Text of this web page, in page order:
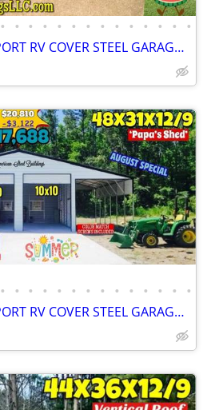
• • • • • • • • • • • • • •
METAL BUILDINGS CARPORT RV COVER STEEL GARAGE POLE BARN METAL BUILDING
• • • • • • • • • • • • • •
METAL BUILDINGS CARPORT RV COVER STEEL GARAGE POLE BARN METAL BUILDING